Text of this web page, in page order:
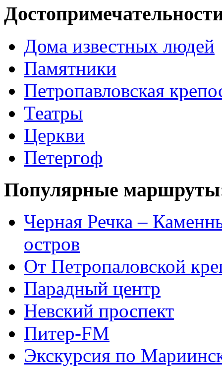
Дома известных людей
Памятники
Петропавловская
Театры
Церкви
Петергоф
Популярные
Черная Речка –
остров
От Петропаловской
Парадный центр
Невский проспект
Питер-FM
Экскурсия по